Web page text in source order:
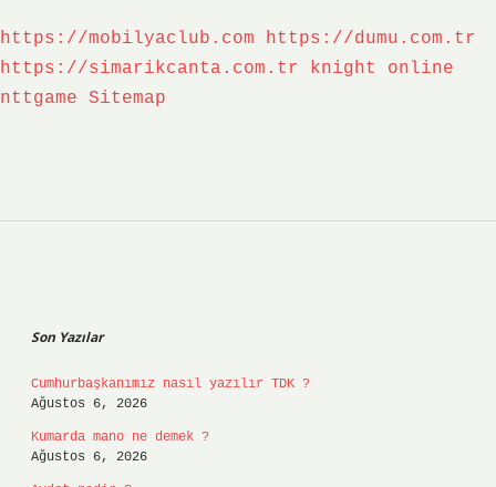
https://mobilyaclub.com
https://dumu.com.tr
https://simarikcanta.com.tr
knight online
nttgame
Sitemap
Son Yazılar
Cumhurbaşkanımız nasıl yazılır TDK ?
Ağustos 6, 2026
Kumarda mano ne demek ?
Ağustos 6, 2026